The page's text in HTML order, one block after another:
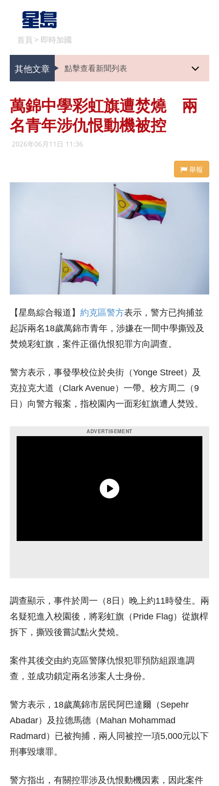
首頁 > 即時加國
其他文章 點擊查看新聞列表
萬錦中學彩虹旗遭焚燒 兩
名青年涉仇恨動機被控
2026年06月11日 11:36
舉報
【星島綜合報道】 約克區警方表示，警方已拘捕並
起訴兩名18歲萬錦市青年，涉嫌在一間中學撕毀及
焚燒彩虹旗，案件正循仇恨犯罪方向調查。
警方表示，事發學校位於央街（Yonge Street）及
克拉克大道（Clark Avenue）一帶。校方周二（9
日）向警方報案，指校園內一面彩虹旗遭人焚毀。
調查顯示，事件於周一（8日）晚上約11時發生。兩
名疑犯進入校園後，將彩虹旗（Pride Flag）從旗桿
拆下，撕毀後嘗試點火焚燒。
案件其後交由約克區警隊仇恨犯罪預防組跟進調
查，並成功鎖定兩名涉案人士身份。
警方表示，18歲萬錦市居民阿巴達爾（Sepehr
Abadar）及拉德馬德（Mahan Mohammad
Radmard）已被拘捕，兩人同被控一項5,000元以下
刑事毀壞罪。
警方指出，有關控罪涉及仇恨動機因素，因此案件